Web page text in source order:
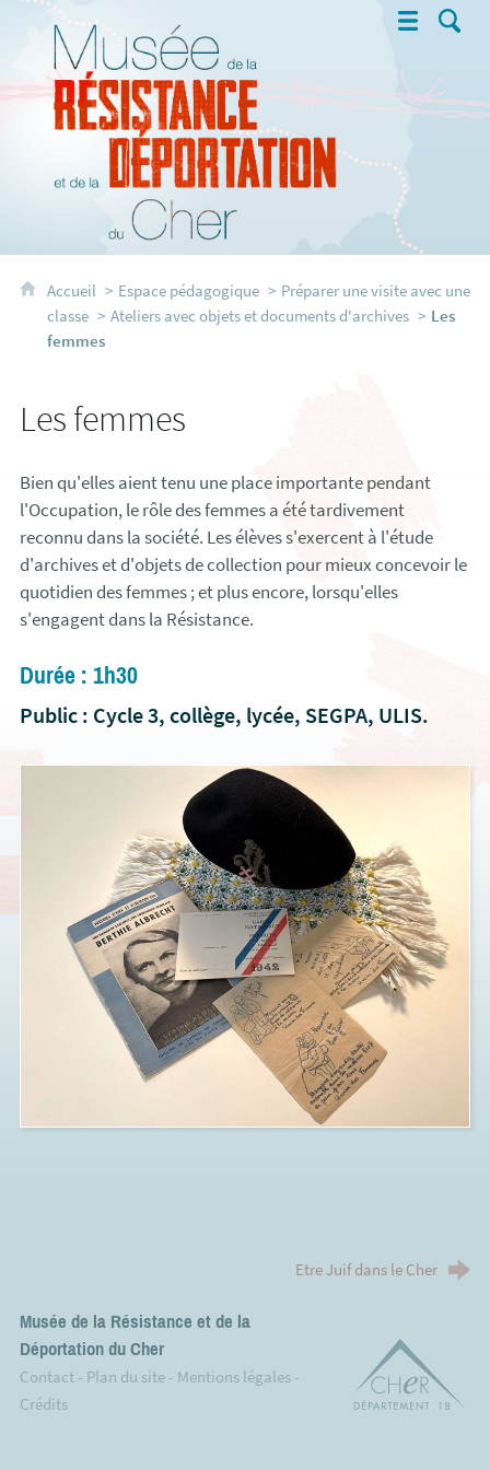
Musée de la Résistance et de la
Accueil Espace pédagogique
Préparer une visite avec une
classe
Ateliers avec objets et documents d'archives
Les
femmes
Les femmes
Bien qu'elles aient tenu une place importante pendant
l'Occupation, le rôle des femmes a été tardivement
reconnu dans la société. Les élèves s'exercent à l'étude
d'archives et d'objets de collection pour mieux concevoir le
quotidien des femmes ; et plus encore, lorsqu'elles
s'engagent dans la Résistance.
Durée : 1h30
Public : Cycle 3, collège, lycée, SEGPA, ULIS.
Etre Juif dans le Cher
Musée de la Résistance et de la
Déportation du Cher
Contact- Plan du site- Mentions légales-
Crédits